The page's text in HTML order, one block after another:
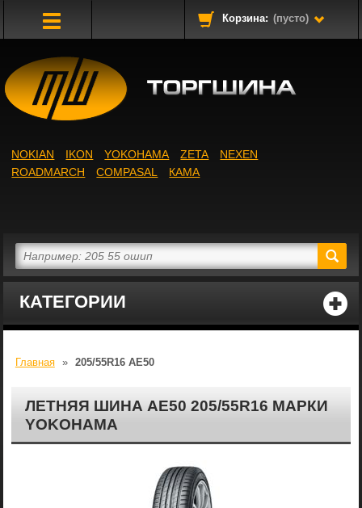
Корзина: (пусто)
КАТЕГОРИИ
NOKIAN IKON YOKOHAMA ZETA
NEXEN
ROADMARCH
COMPASAL КАМА
Главная » 205/55R16 AE50
ЛЕТНЯЯ ШИНА AE50 205/55R16 МАРКИ
YOKOHAMA